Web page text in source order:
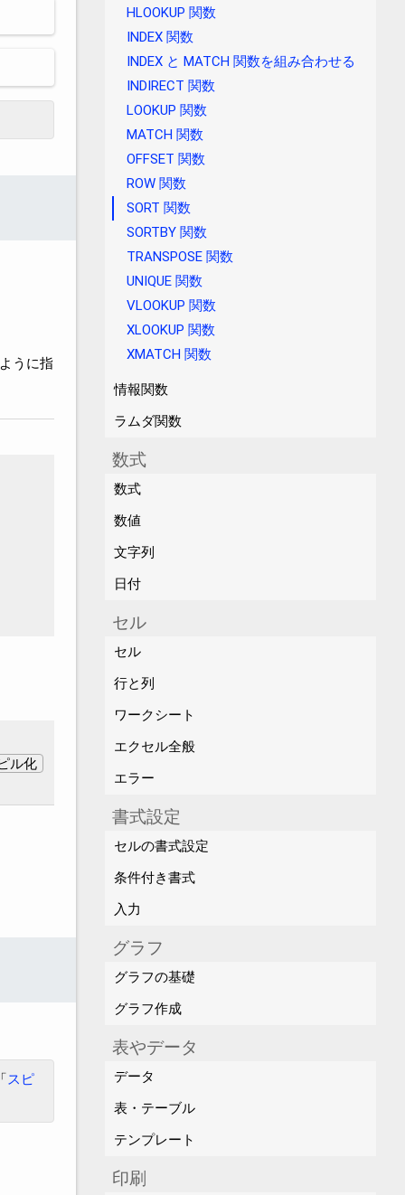
うに指
ル化
スピ
HLOOKUP 関数
INDEX 関数
INDEX と MATCH 関数を組み合わせる
INDIRECT 関数
LOOKUP 関数
MATCH 関数
OFFSET 関数
ROW 関数
SORT 関数
SORTBY 関数
TRANSPOSE 関数
UNIQUE 関数
VLOOKUP 関数
XLOOKUP 関数
XMATCH 関数
情報関数
ラムダ関数
数式
数式
数値
文字列
日付
セル
セル
行と列
ワークシート
エクセル全般
エラー
書式設定
セルの書式設定
条件付き書式
入力
グラフ
グラフの基礎
グラフ作成
表やデータ
データ
表・テーブル
テンプレート
印刷